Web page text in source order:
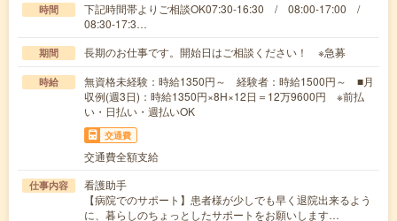
時間
下記時間帯よりご相談OK07:30-16:30 / 08:00-17:00 /
08:30-17:3…
期間 長期のお仕事です。開始日はご相談ください！ ※急募
時給
無資格未経験：時給1350円～ 経験者：時給1500円～ ■月
収例(週3日)：時給1350円×8H×12日＝12万9600円 ※前払
い・日払い・週払いOK
交通費
交通費全額支給
仕事内容
看護助手
【病院でのサポート】患者様が少しでも早く退院出来るよう
に、暮らしのちょっとしたサポートをお願いします…